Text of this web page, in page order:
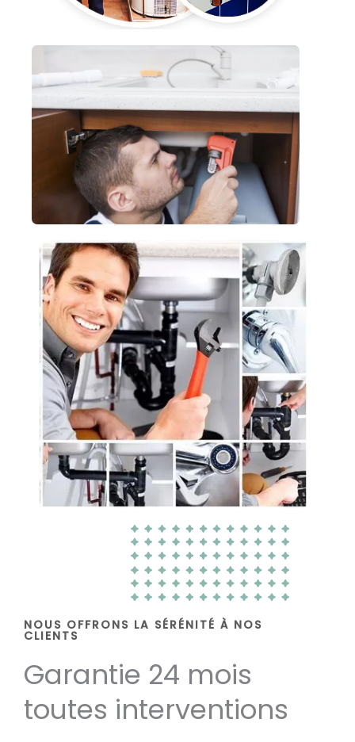
NOUS OFFRONS LA SÉRÉNITÉ À NOS
CLIENTS
Garantie 24 mois
toutes interventions